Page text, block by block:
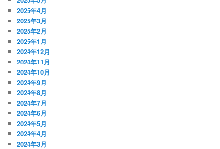
2025年4月
2025年3月
2025年2月
2025年1月
2024年12月
2024年11月
2024年10月
2024年9月
2024年8月
2024年7月
2024年6月
2024年5月
2024年4月
2024年3月